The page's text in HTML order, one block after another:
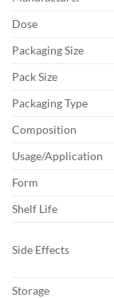
Dose
Packaging Size
Pack Size
Packaging Type
Composition
Usage/Application
Form
Shelf Life
Side Effects
Storage